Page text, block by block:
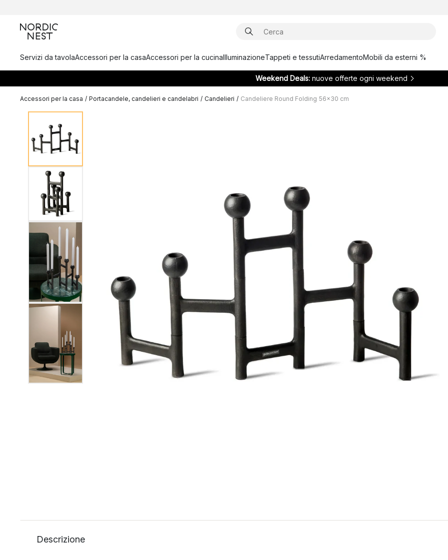
Servizi da tavolaAccessori per la casaAccessori per la cucinaIlluminazioneTappeti e tessutiArredamentoMobili da esterni %
Weekend Deals: nuove offerte ogni weekend
Accessori per la casa / Portacandele, candelieri e candelabri / Candelieri / Candeliere Round Folding 56x30 cm
Descrizione